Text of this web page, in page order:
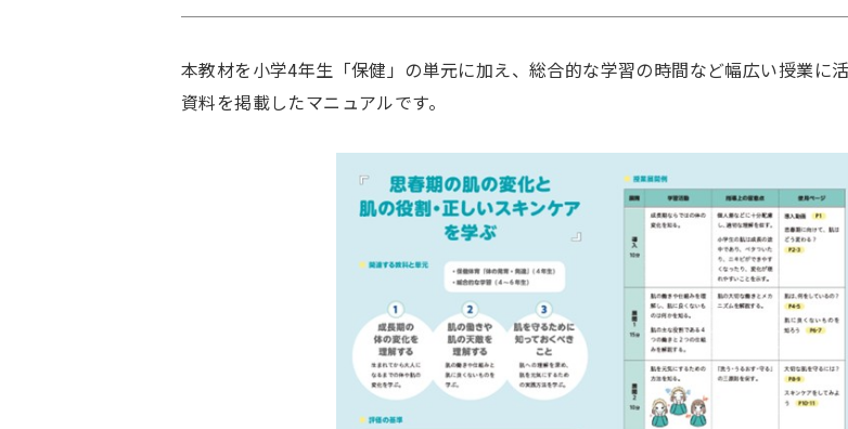
本教材を小学4年生「保健」の単元に加え、総合的な学習の時間など幅広い授業に
資料を掲載したマニュアルです。